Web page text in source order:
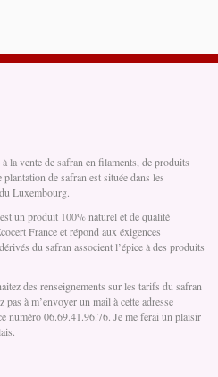
à la vente de safran en filaments, de produits
de safran est située dans les
Luxembourg.
un produit 100% naturel et de qualité
France et répond aux éxigences
du safran associent l’épice à des produits
des renseignements sur les tarifs du safran
à m’envoyer un mail à cette adresse
numéro 06.69.41.96.76. Je me ferai un plaisir